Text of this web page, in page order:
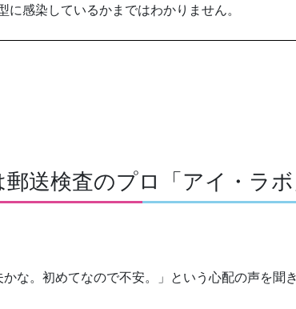
に感染しているかまではわかりません。
郵送検査のプロ「アイ・ラ
かな。初めてなので不安。」という心配の声を聞き